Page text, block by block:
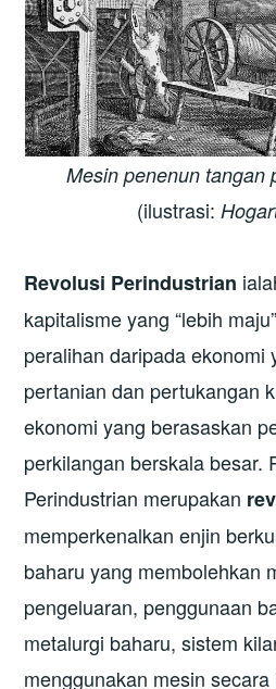
Mesin penenun tangan
(ilustrasi:
Revolusi Perindustrian
kapitalisme yang “lebih
peralihan daripada ekonomi
pertanian dan pertukangan
ekonomi yang berasaskan
perkilangan berskala besar.
Perindustrian merupakan
memperkenalkan enjin
baharu yang membolehkan
pengeluaran, penggunaan
metalurgi baharu, sistem
menggunakan mesin secara